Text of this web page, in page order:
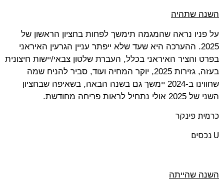
השנה שתהיה
על פניו נראה שהמגמה תימשך לפחות בחציון הראשון של
2025. ההערכה היא שעד שלא ייפתר עניין הגרעין האיראני
בפרט והציר האיראני בכלל, העברת שלטון צבאי/יישות חיצונית
בעזה, גזירות 2025, יוקר המחיה ועוד, סביר להניח שמה
שחווינו ב-2024 יימשך גם בשנה הבאה, בשאיפה שבחציון
השני של 2025 אולי נתחיל לראות פריחה מחודשת.
כרמית פינקר
Uנכסים
השנה שהייתה